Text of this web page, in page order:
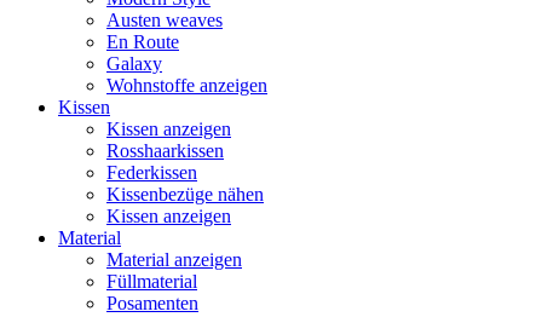
Austen weaves
En Route
Galaxy
Wohnstoffe anzeigen
Kissen
Kissen anzeigen
Rosshaarkissen
Federkissen
Kissenbezüge nähen
Kissen anzeigen
Material
Material anzeigen
Füllmaterial
Posamenten